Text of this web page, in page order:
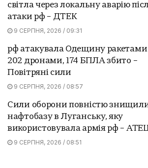
світла через локальну аварію
атаки рф – ДТЕК
9 СЕРПНЯ, 2026 / 09:31
рф атакувала Одещину ракетами
202 дронами, 174 БПЛА збито –
Повітряні сили
9 СЕРПНЯ, 2026 / 08:57
Сили оборони повністю
нафтобазу в Луганську, яку
використовувала армія рф –
9 СЕРПНЯ, 2026 / 08:51